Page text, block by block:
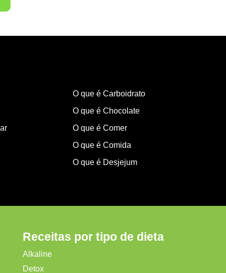
O que é Carboidrato
O que é Chocolate
O que é Comer
O que é Comida
O que é Desjejum
Receitas por tipo de dieta
Alkaline
Detox